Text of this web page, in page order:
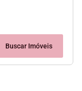
Buscar Imóveis